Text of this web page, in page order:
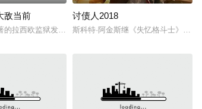
隔阂。阿勇倒向朱老大，阿国却远去新加坡另谋生计
店，打算对拥有巨款的外星专家文浩进行诈骗。没想
敌当前
的拉西欧监狱发生了一场暴动，这一事件引起里约热内
讨债人2018
斯科特·阿金斯继《失忆格斗士》《